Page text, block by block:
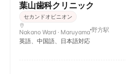
葉山歯科クリニック
セカンドオピニオン
Nakano Ward · Maruyama 野方駅
英語、中国語、日本語対応